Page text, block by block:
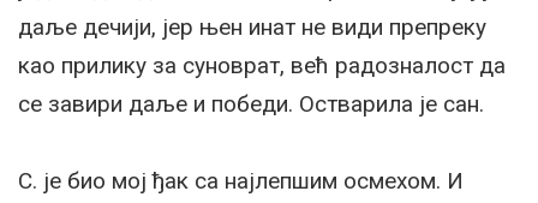
даље дечији, јер њен инат не види препреку
као прилику за суноврат, већ радозналост да
се завири даље и победи. Остварила је сан.
С. је био мој ђак са најлепшим осмехом. И